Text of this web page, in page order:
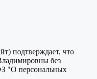
подтверждает, что
без
"О персональных